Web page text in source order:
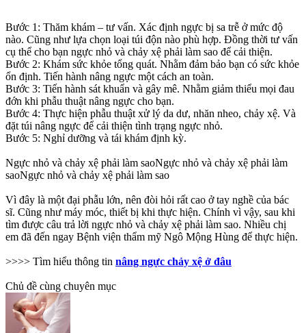
Bước 1: Thăm khám – tư vấn. Xác định ngực bị sa trễ ở mức độ
nào. Cũng như lựa chọn loại túi độn nào phù hợp. Đồng thời tư vấn
cụ thể cho bạn ngực nhỏ và chảy xệ phải làm sao để cải thiện.
Bước 2: Khám sức khỏe tổng quát. Nhằm đảm bảo bạn có sức khỏe
ổn định. Tiến hành nâng ngực một cách an toàn.
Bước 3: Tiến hành sát khuẩn và gây mê. Nhằm giảm thiểu mọi đau
đớn khi phẫu thuật nâng ngực cho bạn.
Bước 4: Thực hiện phẫu thuật xử lý da dư, nhăn nheo, chảy xệ. Và
đặt túi nâng ngực để cải thiện tình trạng ngực nhỏ.
Bước 5: Nghỉ dưỡng và tái khám định kỳ.
Ngực nhỏ và chảy xệ phải làm saoNgực nhỏ và chảy xệ phải làm
saoNgực nhỏ và chảy xệ phải làm sao
Vì đây là một đại phẫu lớn, nên đòi hỏi rất cao ở tay nghề của bác
sĩ. Cũng như máy móc, thiết bị khi thực hiện. Chính vì vậy, sau khi
tìm được câu trả lời ngực nhỏ và chảy xệ phải làm sao. Nhiều chị
em đã đến ngay Bệnh viện thẩm mỹ Ngô Mộng Hùng để thực hiện.
>>>> Tìm hiểu thông tin nâng ngực chảy xệ ở đâu
Chủ đề cùng chuyên mục